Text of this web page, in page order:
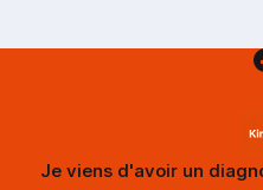
Je viens d'avoir un